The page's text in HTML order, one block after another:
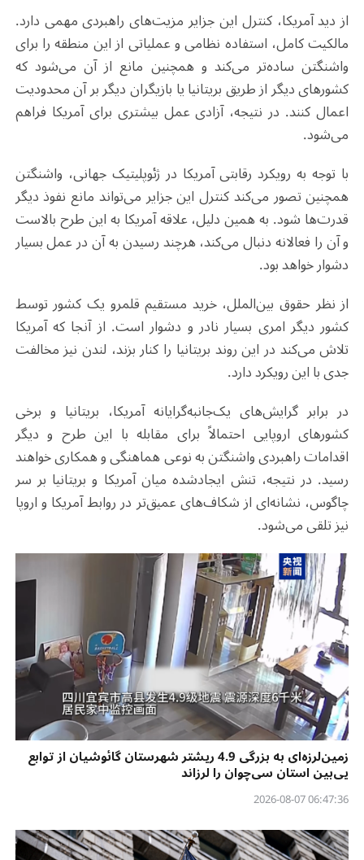
از دید آمریکا، کنترل این جزایر مزیت‌های راهبردی مهمی دارد.
مالکیت کامل، استفاده نظامی و عملیاتی از این منطقه را برای
واشنگتن ساده‌تر می‌کند و همچنین مانع از آن می‌شود که
کشورهای دیگر از طریق بریتانیا یا بازیگران دیگر بر آن محدودیت
اعمال کنند. در نتیجه، آزادی عمل بیشتری برای آمریکا فراهم
می‌شود.
با توجه به رویکرد رقابتی آمریکا در ژئوپلیتیک جهانی، واشنگتن
همچنین تصور می‌کند کنترل این جزایر می‌تواند مانع نفوذ دیگر
قدرت‌ها شود. به همین دلیل، علاقه آمریکا به این طرح بالاست
و آن را فعالانه دنبال می‌کند، هرچند رسیدن به آن در عمل بسیار
دشوار خواهد بود.
از نظر حقوق بین‌الملل، خرید مستقیم قلمرو یک کشور توسط
کشور دیگر امری بسیار نادر و دشوار است. از آنجا که آمریکا
تلاش می‌کند در این روند بریتانیا را کنار بزند، لندن نیز مخالفت
جدی با این رویکرد دارد.
در برابر گرایش‌های یک‌جانبه‌گرایانه آمریکا، بریتانیا و برخی
کشورهای اروپایی احتمالاً برای مقابله با این طرح و دیگر
اقدامات راهبردی واشنگتن به نوعی هماهنگی و همکاری خواهند
رسید. در نتیجه، تنش ایجادشده میان آمریکا و بریتانیا بر سر
چاگوس، نشانه‌ای از شکاف‌های عمیق‌تر در روابط آمریکا و اروپا
نیز تلقی می‌شود.
زمین‌لرزه‌ای به بزرگی 4.9 ریشتر شهرستان گائوشیان از توابع
یی‌بین استان سی‌چوان را لرزاند
06:47:36 2026-08-07